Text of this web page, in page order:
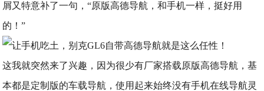
屑又特意补了一句，“原版高德导航，和手机一样，挺好用
的！”
这我就突然来了兴趣，因为很少有厂家搭载原版高德导航，基
本都是定制版的车载导航，使用起来始终没有手机在线导航灵